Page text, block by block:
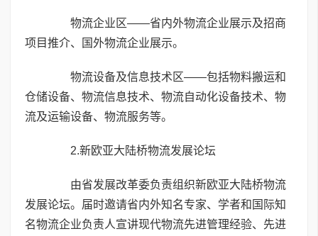
物流企业区——省内外物流企业展示及招商
项目推介、国外物流企业展示。
物流设备及信息技术区——包括物料搬运和
仓储设备、物流信息技术、物流自动化设备技术、物
流及运输设备、物流服务等。
2.新欧亚大陆桥物流发展论坛
由省发展改革委负责组织新欧亚大陆桥物流
发展论坛。届时邀请省内外知名专家、学者和国际知
名物流企业负责人宣讲现代物流先进管理经验、先进